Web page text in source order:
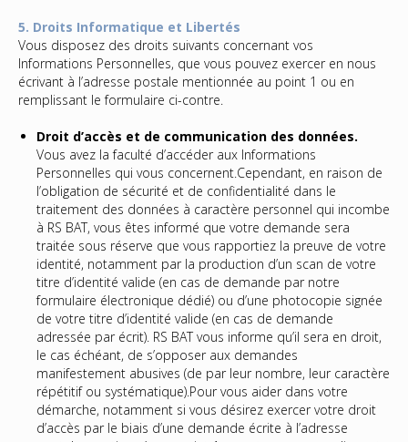
5. Droits Informatique et Libertés
Vous disposez des droits suivants concernant vos
Informations Personnelles, que vous pouvez exercer en nous
écrivant à l’adresse postale mentionnée au point 1 ou en
remplissant le formulaire ci-contre.
Droit d’accès et de communication des données.
Vous avez la faculté d’accéder aux Informations
Personnelles qui vous concernent.Cependant, en raison de
l’obligation de sécurité et de confidentialité dans le
traitement des données à caractère personnel qui incombe
à RS BAT, vous êtes informé que votre demande sera
traitée sous réserve que vous rapportiez la preuve de votre
identité, notamment par la production d’un scan de votre
titre d’identité valide (en cas de demande par notre
formulaire électronique dédié) ou d’une photocopie signée
de votre titre d’identité valide (en cas de demande
adressée par écrit). RS BAT vous informe qu’il sera en droit,
le cas échéant, de s’opposer aux demandes
manifestement abusives (de par leur nombre, leur caractère
répétitif ou systématique).Pour vous aider dans votre
démarche, notamment si vous désirez exercer votre droit
d’accès par le biais d’une demande écrite à l’adresse